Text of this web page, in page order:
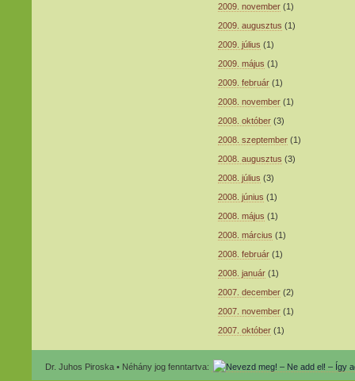
2009. november (1)
2009. augusztus (1)
2009. július (1)
2009. május (1)
2009. február (1)
2008. november (1)
2008. október (3)
2008. szeptember (1)
2008. augusztus (3)
2008. július (3)
2008. június (1)
2008. május (1)
2008. március (1)
2008. február (1)
2008. január (1)
2007. december (2)
2007. november (1)
2007. október (1)
Dr. Juhos Piroska • Néhány jog fenntartva: